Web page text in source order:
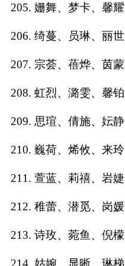
205. 姗舞、梦卡、馨耀
206. 绮蔓、员琳、丽世
207. 宗荟、蓓烨、茵蒙
208. 虹烈、潞雯、馨铂
209. 思瑄、倩施、妘静
210. 巍荷、烯攸、来玲
211. 萱蓝、莉禧、岩婕
212. 稚蕾、潜觅、岗媛
213. 诗玫、菀鱼、倪檬
214. 姑婉、显晰、琳梯